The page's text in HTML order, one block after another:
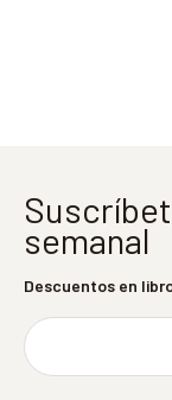
semanal
Descuentos en